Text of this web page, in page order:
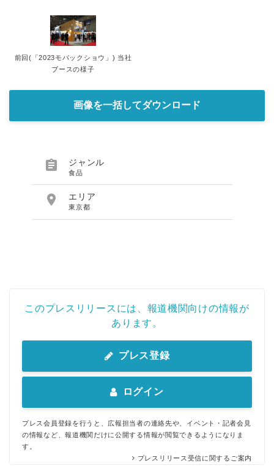
前回(「2023モバックショウ」) 当社
ブースの様子
画像を一括してダウンロード
 ジャンル
食品
 エリア
東京都
このプレスリリースには、報道機関向けの情報が
あります。
プレス登録
ログイン
プレス会員登録を行うと、広報担当者の連絡先や、イベント・記者会見
の情報など、報道機関だけに公開する情報が閲覧できるようになりま
す。
プレスリリース受信に関するご案内